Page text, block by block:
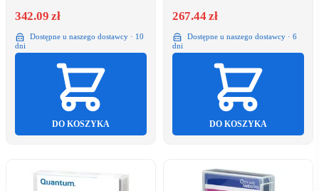
342.09 zł
Dostępne u naszego dostawcy · 10
dni
DO KOSZYKA
267.44 zł
Dostępne u naszego dostawcy · 6
dni
DO KOSZYKA